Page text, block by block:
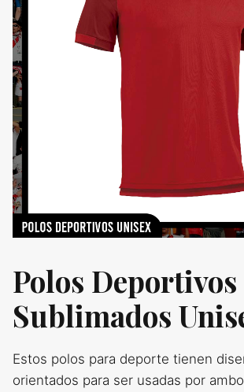
Polos Deportivos
Sublimados
Estos polos para deporte tienen
orientados para ser usadas por